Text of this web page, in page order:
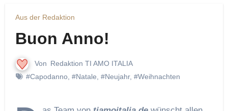
Aus der Redaktion
Buon Anno!
Von Redaktion TI AMO ITALIA
#Capodanno, #Natale #Neujahr, #Weihnachten